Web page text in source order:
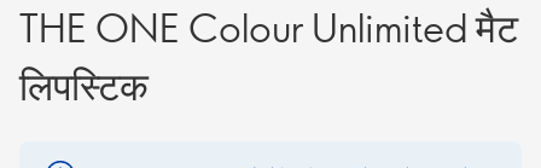
THE ONE Colour Unlimited मैट
लिपस्टिक